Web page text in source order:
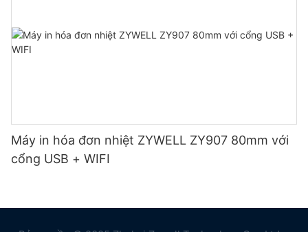
Máy in hóa đơn nhiệt ZYWELL ZY907 80mm với
cổng USB + WIFI